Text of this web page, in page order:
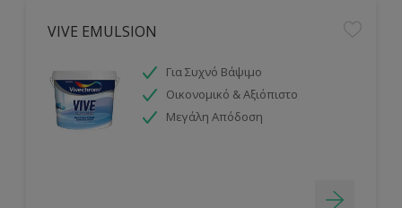
VIVE EMULSION
Για Συχνό Βάψιμο
Οικονομικό & Αξιόπιστο
Μεγάλη Απόδοση